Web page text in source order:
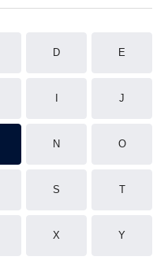
D E
J
N O
S T
X Y